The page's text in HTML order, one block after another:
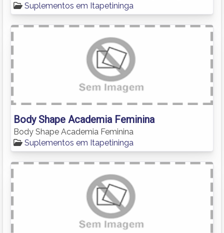
Suplementos em Itapetininga
Body Shape Academia Feminina
Body Shape Academia Feminina
Suplementos em Itapetininga